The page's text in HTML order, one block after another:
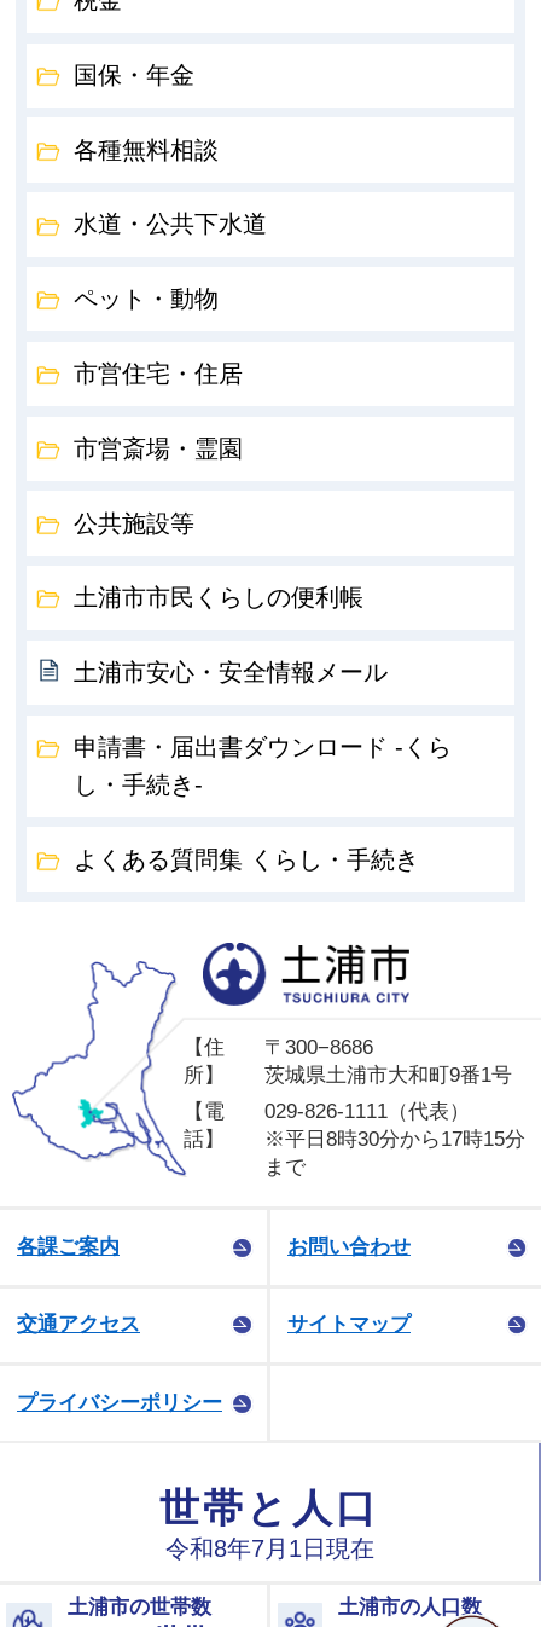
国保・年金
各種無料相談
水道・公共下水道
ペット・動物
市営住宅・住居
市営斎場・霊園
公共施設等
土浦市市民くらしの便利帳
土浦市安心・安全情報メール
申請書・届出書ダウンロード -くら
し・手続き-
よくある質問集 くらし・手続き
【住
所】
〒300−8686
茨城県土浦市大和町9番1号
【電
話】
029-826-1111（代表）
※平日8時30分から17時15分
まで
各課ご案内 お問い合わせ
交通アクセス サイトマップ
プライバシーポリシー